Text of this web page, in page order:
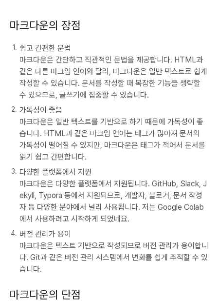
마크다운의 장점
쉽고 간편한 문법
마크다운은 간단하고 직관적인 문법을 제공합니다. HTML과
같은 다른 마크업 언어와 달리, 마크다운은 일반 텍스트로 쉽게
작성할 수 있습니다. 문서를 작성할 때 복잡한 기능을 생략할
수 있으므로, 글쓰기에 집중할 수 있습니다.
가독성이 좋음
마크다운은 일반 텍스트를 기반으로 하기 때문에 가독성이 좋
습니다. HTML과 같은 마크업 언어는 태그가 많아져 문서의
가독성이 떨어질 수 있지만, 마크다운은 태그가 적어서 문서를
읽기 쉽고 간편합니다.
다양한 플랫폼에서 지원
마크다운은 다양한 플랫폼에서 지원됩니다. GitHub, Slack, J
ekyll, Typora 등에서 지원되므로, 개발자, 블로거, 문서 작성
자 등 다양한 분야에서 널리 사용됩니다. 저는 Google Colab
에서 사용하려고 시작하게 되었네요.
버전 관리가 용이
마크다운은 텍스트 기반으로 작성되므로 버전 관리가 용이합니
다. Git과 같은 버전 관리 시스템에서 변화를 쉽게 추적할 수 있
습니다.
마크다운의 단점